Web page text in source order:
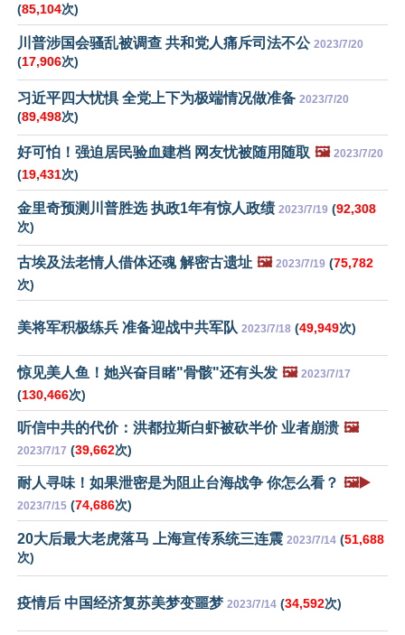
(85,104次)
川普涉国会骚乱被调查 共和党人痛斥司法不公 2023/7/20
(17,906次)
习近平四大忧惧 全党上下为极端情况做准备 2023/7/20
(89,498次)
好可怕！强迫居民验血建档 网友忧被随用随取 🖼️ 2023/7/20
(19,431次)
金里奇预测川普胜选 执政1年有惊人政绩 2023/7/19 (92,308
次)
古埃及法老情人借体还魂 解密古遗址 🖼️ 2023/7/19 (75,782
次)
美将军积极练兵 准备迎战中共军队 2023/7/18 (49,949次)
惊见美人鱼！她兴奋目睹"骨骸"还有头发 🖼️ 2023/7/17
(130,466次)
听信中共的代价：洪都拉斯白虾被砍半价 业者崩溃 🖼️
2023/7/17 (39,662次)
耐人寻味！如果泄密是为阻止台海战争 你怎么看？ 🖼️▶️
2023/7/15 (74,686次)
20大后最大老虎落马 上海宣传系统三连震 2023/7/14 (51,688
次)
疫情后 中国经济复苏美梦变噩梦 2023/7/14 (34,592次)